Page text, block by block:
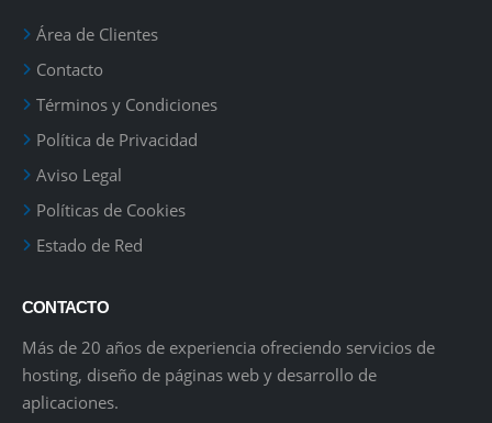
Área de Clientes
Contacto
Términos y Condiciones
Política de Privacidad
Aviso Legal
Políticas de Cookies
Estado de Red
CONTACTO
Más de 20 años de experiencia ofreciendo servicios de
hosting, diseño de páginas web y desarrollo de
aplicaciones.